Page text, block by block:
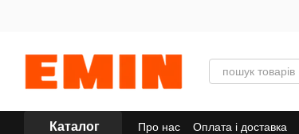
Каталог Про нас Оплата і доставка